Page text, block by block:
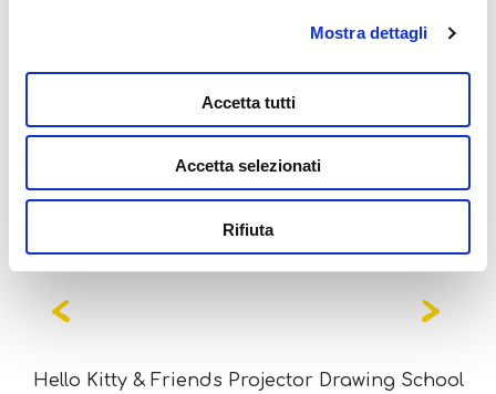
Mostra dettagli
Accetta tutti
Accetta selezionati
Rifiuta
Potrebbe interessarti
anche...
OUT OF STOCK
Hello Kitty & Friends Projector Drawing School